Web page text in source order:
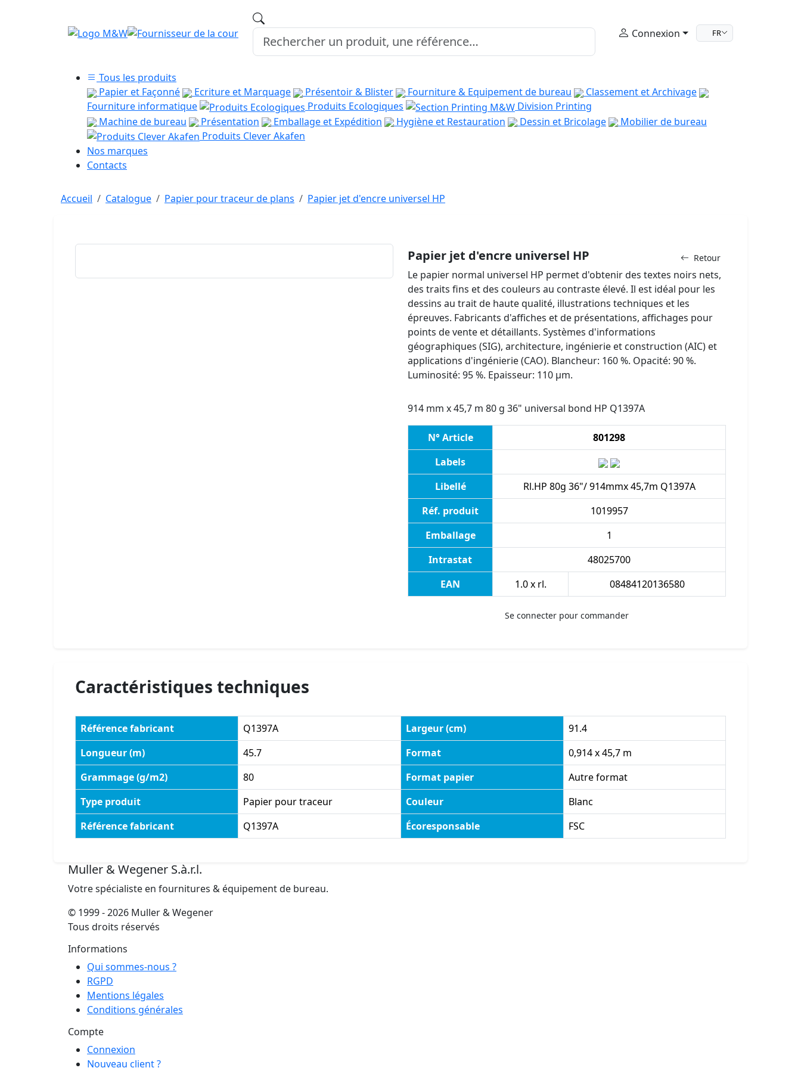
Connexion FR
Tous les produits
Papier et Façonné
Ecriture et Marquage Présentoir & Blister Fourniture & Equipement de bureau
Classement et Archivage
Fourniture informatique
Produits Ecologiques
Division Printing
Machine de bureau
Présentation Emballage et Expédition Hygiène et Restauration Dessin et Bricolage
Mobilier de bureau
Produits Clever Akafen
Nos marques
Contacts
Accueil Catalogue Papier pour traceur de plans Papier jet d'encre universel HP
Retour
Papier jet d'encre universel HP
Le papier normal universel HP permet d'obtenir des textes noirs nets,
des traits fins et des couleurs au contraste élevé. Il est idéal pour les
dessins au trait de haute qualité, illustrations techniques et les
épreuves. Fabricants d'affiches et de présentations, affichages pour
points de vente et détaillants. Systèmes d'informations
géographiques (SIG), architecture, ingénierie et construction (AIC) et
applications d'ingénierie (CAO). Blancheur: 160 %. Opacité: 90 %.
Luminosité: 95 %. Epaisseur: 110 µm.
914 mm x 45,7 m 80 g 36" universal bond HP Q1397A
N° Article
801298
Labels
Libellé
Rl.HP 80g 36"/ 914mmx 45,7m Q1397A
Réf. produit
1019957
Emballage
1
Intrastat
48025700
EAN
1.0 x rl. 08484120136580
Se connecter pour commander
Caractéristiques techniques
Référence fabricant Q1397A Largeur (cm)
91.4
Longueur (m)
45.7 Format
0,914 x 45,7 m
Grammage (g/m2)
80 Format papier
Autre format
Type produit
Papier pour traceur Couleur
Blanc
Référence fabricant
Q1397A Écoresponsable FSC
Muller & Wegener S.à.r.l.
Votre spécialiste en fournitures & équipement de bureau.
© 1999 - 2026 Muller & Wegener
Tous droits réservés
Informations
Qui sommes-nous ?
RGPD
Mentions légales
Conditions générales
Compte
Connexion
Nouveau client ?